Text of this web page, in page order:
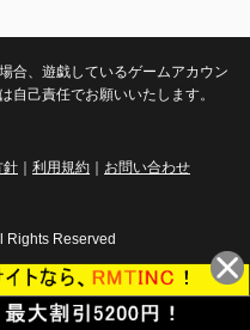
合、遊戯しているゲームアカウン
自己責任でお願いいたします。
針 利用規約 お問い合わせ
Rights Reserved